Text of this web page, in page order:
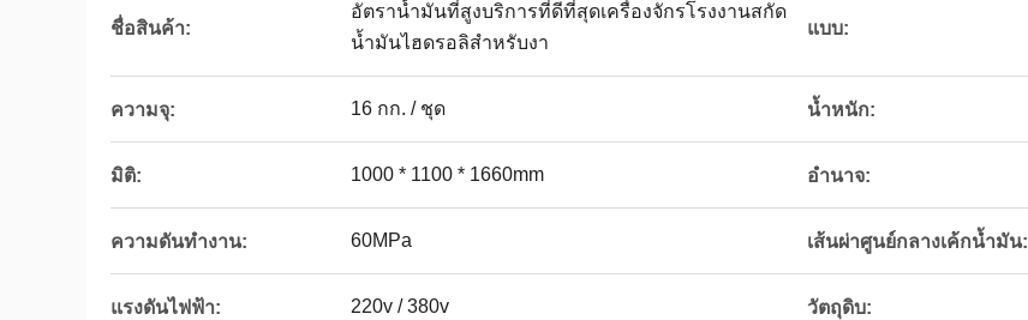
ชื่อสินค้า:
อัตราน้ำมันที่สูงบริการที่ดีที่สุดเครื่องจักรโรงงานสกัด
น้ำมันไฮดรอลิสำหรับงา
แบบ:
ความจุ: 16 กก. / ชุด น้ำหนัก:
มิติ: 1000 * 1100 * 1660mm อำนาจ:
ความดันทำงาน: 60MPa เส้นผ่าศูนย์กลางเค้กน้ำมัน:
แรงดันไฟฟ้า: 220v / 380v วัตถุดิบ: